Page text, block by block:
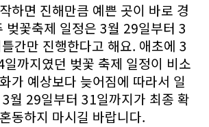
하면 진해만큼 예쁜 곳이 바로 경
벚꽃축제 일정은 3월 29일부터 3
간만 진행한다고 해요. 애초에 3
까지였던 벚꽃 축제 일정이 비소
가 예상보다 늦어짐에 따라서 일
월 29일부터 31일까지가 최종 확
동하지 마시길 바랍니다.